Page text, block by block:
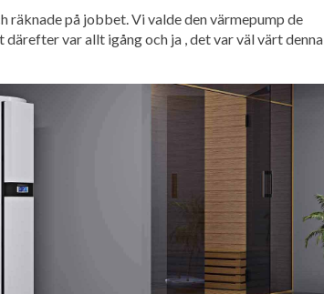
på jobbet. Vi valde den värmepump de
var allt igång och ja , det var väl värt denna